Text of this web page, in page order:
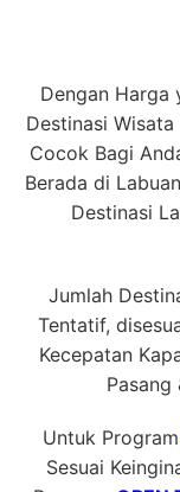
Dengan Harga
Destinasi
Cocok Bagi
Berada di
Destinasi
Jumlah
Tentatif,
Kecepatan
Pasang
Untuk Program
Sesuai